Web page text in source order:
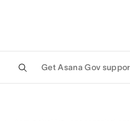
Get Asana Gov